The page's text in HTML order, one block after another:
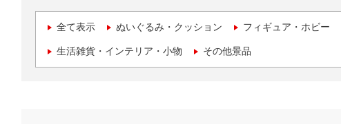
全て表示 ぬいぐるみ・クッション フィギュア・ホビー
生活雑貨・インテリア・小物 その他景品